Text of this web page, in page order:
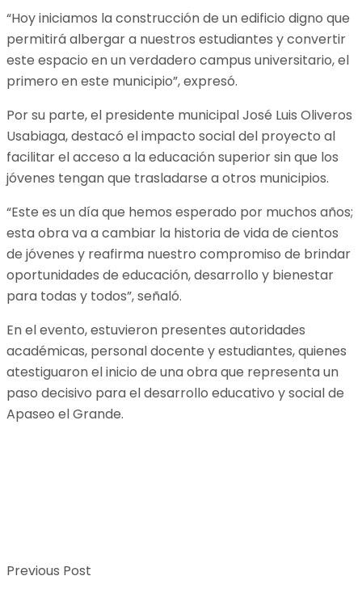
“Hoy iniciamos la construcción de un edificio digno que
permitirá albergar a nuestros estudiantes y convertir
este espacio en un verdadero campus universitario, el
primero en este municipio”, expresó.
Por su parte, el presidente municipal José Luis Oliveros
Usabiaga, destacó el impacto social del proyecto al
facilitar el acceso a la educación superior sin que los
jóvenes tengan que trasladarse a otros municipios.
“Este es un día que hemos esperado por muchos años;
esta obra va a cambiar la historia de vida de cientos
de jóvenes y reafirma nuestro compromiso de brindar
oportunidades de educación, desarrollo y bienestar
para todas y todos”, señaló.
En el evento, estuvieron presentes autoridades
académicas, personal docente y estudiantes, quienes
atestiguaron el inicio de una obra que representa un
paso decisivo para el desarrollo educativo y social de
Apaseo el Grande.
Previous Post